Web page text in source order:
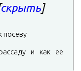
скрыть]
посеву
и как её